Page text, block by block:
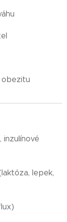
obezitu
lepek,